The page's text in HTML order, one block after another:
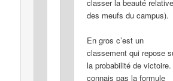
classer la beauté relative
des meufs du campus).
En gros c’est un
classement qui repose
la probabilité de
connais pas la formule